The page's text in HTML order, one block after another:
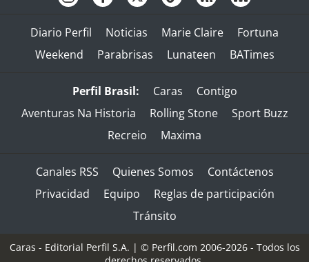
Diario Perfil Noticias Marie Claire
Fortuna
Weekend
Parabrisas Lunateen BATimes
Perfil Brasil: Caras
Contigo
Aventuras Na Historia
Rolling Stone
Sport Buzz
Recreio
Maxima
Canales RSS Quienes Somos
Contáctenos
Privacidad
Equipo
Reglas de participación
Tránsito
Caras - Editorial Perfil S.A. | © Perfil.com 2006-2026 - Todos los